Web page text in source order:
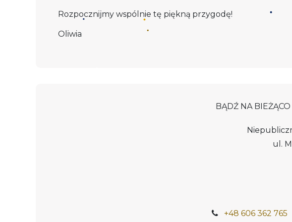
Rozpocznijmy wspólnie tę piękną przygodę!
Oliwia
BĄDŹ NA
ul.
+48 606 362 765